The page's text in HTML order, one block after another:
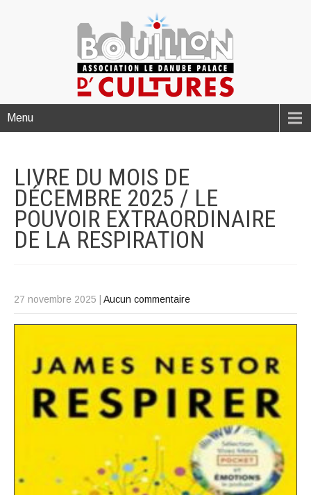
Menu
LIVRE DU MOIS DE
DÉCEMBRE 2025 / LE
POUVOIR EXTRAORDINAIRE
DE LA RESPIRATION
27 novembre 2025 Aucun commentaire